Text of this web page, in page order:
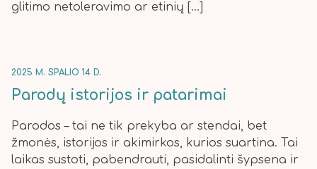
glitimo netoleravimo ar etinių […]
2025 M. SPALIO 14 D.
Parodų istorijos ir patarimai
Parodos – tai ne tik prekyba ar stendai, bet
žmonės, istorijos ir akimirkos, kurios suartina. Tai
laikas sustoti, pabendrauti, pasidalinti šypsena ir